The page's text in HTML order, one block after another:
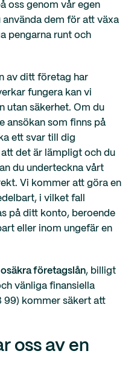
oss genom vår egen
dem för att växa
pengarna runt och
av ditt företag har
fungera kan vi
utan säkerhet. Om du
ansökan som finns på
ett svar till dig
det är lämpligt och du
du underteckna vårt
Vi kommer att göra en
i vilket fall
på ditt konto, beroende
eller inom ungefär en
osäkra företagslån, billigt
vänliga finansiella
99) kommer säkert att
oss av en